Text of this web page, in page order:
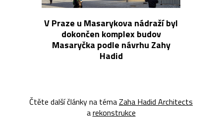
V Praze u Masarykova nádraží byl
dokončen komplex budov
Masaryčka podle návrhu Zahy
Hadid
Čtěte další články na témaZaha Hadid Architects
arekonstrukce